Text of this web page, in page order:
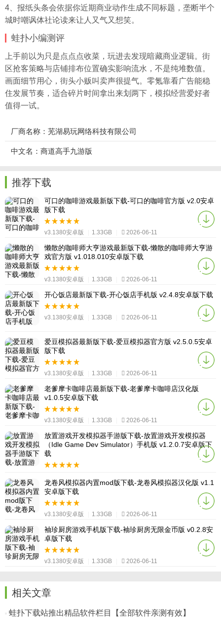
4、报纸头条会依据你近期商业动作生成不同标题，垄断半个
城时嘲讽体社论读来让人又气又想笑。
蛙扑小编测评
上手前以为只是点点点收菜，玩进去发现暗藏商业逻辑。街
区抢客策略与店铺排布位置确实影响流水，不是纯堆数值。
画面细节用心，街头小贩叫卖声很提气。零氪靠看广告能稳
住发展节奏，适合碎片时间拿出来划两下，模拟经营爱好者
值得一试。
厂商名称：芜湖易玩网络科技有限公司
中文名：商道高手九游版
推荐下载
可口的咖啡游戏最新版下载-可口的咖啡官方版 v2.0安卓
版下载
v3.1380安卓版 1.33GB 2026-06-11
懒散的咖啡师大亨游戏最新版下载-懒散的咖啡师大亨游
戏官方版 v1.018.010安卓版下载
v3.1380安卓版 1.33GB 2026-06-11
开心饭店最新版下载-开心饭店手机版 v2.4.8安卓版下载
v3.1380安卓版 1.33GB 2026-06-11
爱豆模拟器最新版下载-爱豆模拟器官方版 v2.5.0.5安卓
版下载
v3.1380安卓版 1.33GB 2026-06-11
老爹摩卡咖啡店最新版下载-老爹摩卡咖啡店汉化版
v1.0.5安卓版下载
v3.1380安卓版 1.33GB 2026-06-11
放置游戏开发模拟器手游版下载-放置游戏开发模拟器
（Idle Game Dev Simulator）手机版 v1.2.0.7安卓版下
载
龙卷风模拟器内置mod版下载-龙卷风模拟器汉化版 v1.1
安卓版下载
v3.1380安卓版 1.33GB 2026-06-11
袖珍厨房游戏手机版下载-袖珍厨房无限金币版 v0.2.8安
卓版下载
v3.1380安卓版 1.33GB 2026-06-11
相关文章
蛙扑下载站推出精品软件栏目【全部软件亲测有效】